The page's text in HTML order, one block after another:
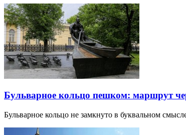
Бульварное кольцо пешком: маршрут
Бульварное кольцо не замкнуто в буквальном